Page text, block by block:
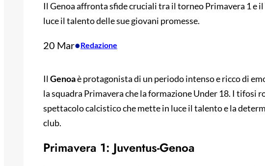
Il Genoa affronta sfide cruciali tra il torneo Primavera 1 e
luce il talento delle sue giovani promesse.
20 Mar•Redazione
IlGenoaè protagonista di un periodo intenso e ricco di
la squadra Primavera che la formazione Under 18. I tifosi
spettacolo calcistico che mette in luce il talento e la
club.
Primavera 1: Juventus-Genoa